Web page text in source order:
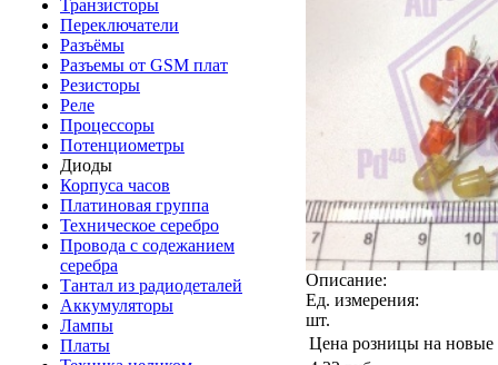
Транзисторы
Переключатели
Разъёмы
Разъемы от GSM плат
Резисторы
Реле
Процессоры
Потенциометры
Диоды
Корпуса часов
Платиновая группа
Техническое серебро
Провода с содежанием
серебра
Тантал из радиодеталей
Аккумуляторы
Лампы
Платы
Описание:
Ед. измерения:
шт.
Цена розницы на новые